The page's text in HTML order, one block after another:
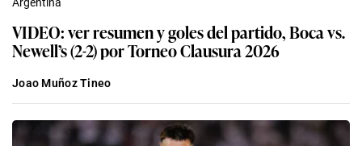
VIDEO: ver resumen y goles del partido, Boca vs.
Newell’s (2-2) por Torneo Clausura 2026
Joao Muñoz Tineo